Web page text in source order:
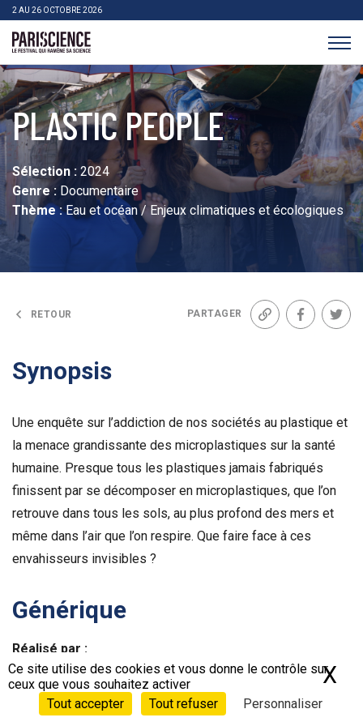
>Aller au contenu
2 AU 26 OCTOBRE 2026
PLASTIC PEOPLE
Sélection : 2024
Genre : Documentaire
Thème :Eau et océan / Enjeux climatiques et écologiques
RETOUR PARTAGER
Lien Facebook
Synopsis
Une enquête sur l’addiction de nos sociétés au plastique et
la menace grandissante des microplastiques sur la santé
humaine. Presque tous les plastiques jamais fabriqués
finissent par se décomposer en microplastiques, que l’on
retrouve dans tous les sols, au plus profond des mers et
même dans l’air que l’on respire. Que faire face à ces
envahisseurs invisibles ?
Générique
Réalisé par :
Ben Addelman
Écrit par :
Panneau de gestion des cookies
Ce site utilise des cookies et vous donne le contrôle sur
ceux que vous souhaitez activer
Tout accepter
Tout refuser Personnaliser
X